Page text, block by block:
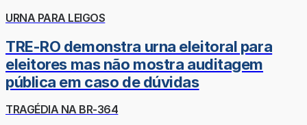
URNA PARA LEIGOS
TRE-RO demonstra urna eleitoral para
eleitores mas não mostra auditagem
pública em caso de dúvidas
TRAGÉDIA NA BR-364